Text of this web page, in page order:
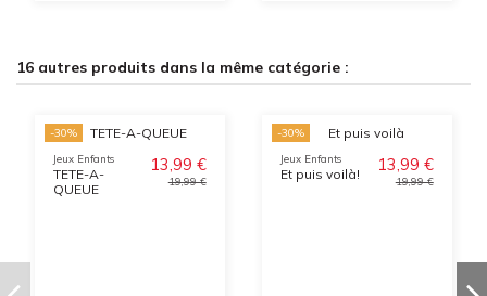
16 autres produits dans la même catégorie :
-30%
Jeux Enfants
TETE-A-
QUEUE
13,99 €
19,99 €
-30%
Jeux Enfants
Et puis voilà! 13,99 €
19,99 €